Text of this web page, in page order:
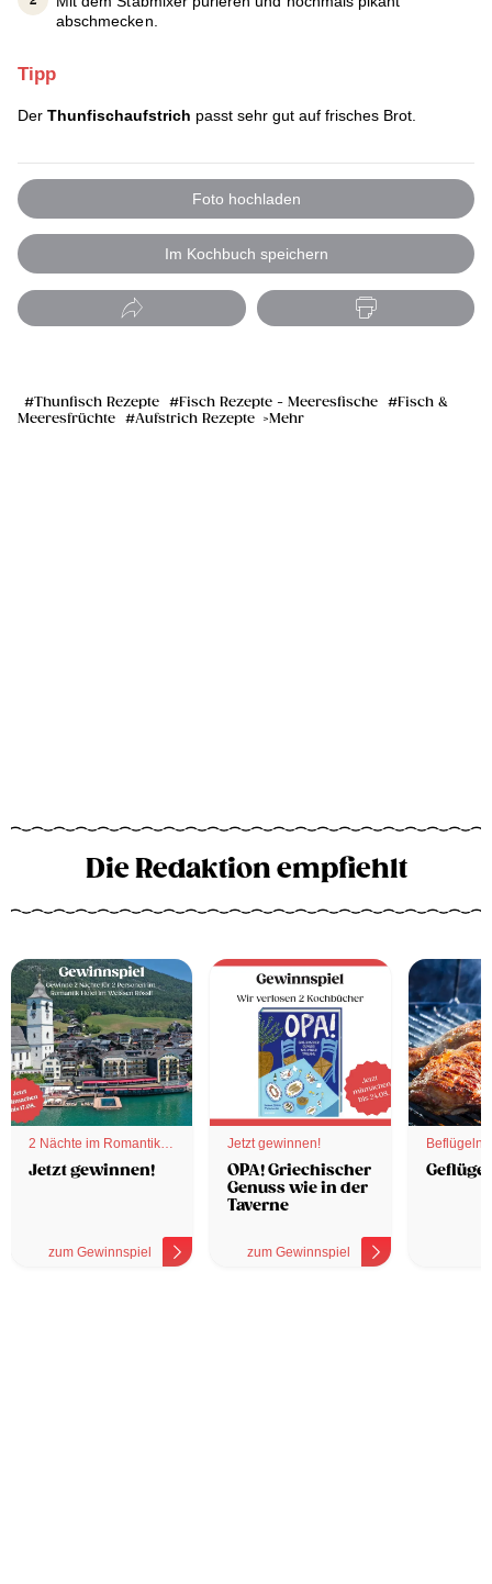
abschmecken.
Tipp
Der Thunfischaufstrich passt sehr gut auf frisches Brot.
Foto hochladen
Im Kochbuch speichern
Thunfisch Rezepte Fisch Rezepte - Meeresfische
Fisch &
Meeresfrüchte
Aufstrich Rezepte Mehr
Die Redaktion empfiehlt
2 Nächte im Romantik
Hotel
Jetzt gewinnen!
zum Gewinnspiel
Jetzt gewinnen!
OPA! Griechischer
Genuss wie in der
Taverne
zum Gewinnspiel